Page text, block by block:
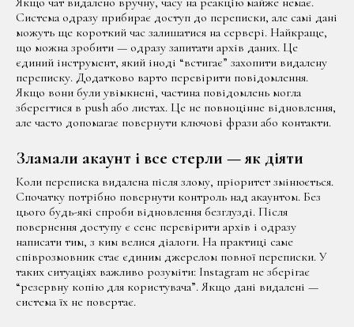
Система одразу прибирає доступ до переписки, але самі дані
можуть ще короткий час залишатися на сервері. Найкраще,
що можна зробити — одразу запитати архів даних. Це
єдиний інструмент, який іноді “встигає” захопити видалену
переписку. Додатково варто перевірити повідомлення.
Якщо вони були увімкнені, частина повідомлень могла
зберегтися в push або листах. Це не повноцінне відновлення,
але часто допомагає повернути ключові фрази або контакти.
Зламали акаунт і все стерли — як діяти
Коли переписка видалена після злому, пріоритет змінюється.
Спочатку потрібно повернути контроль над акаунтом. Без
цього будь-які спроби відновлення безглузді. Після
повернення доступу є сенс перевірити архів і одразу
написати тим, з ким велися діалоги. На практиці саме
співрозмовник стає єдиним джерелом повної переписки. У
таких ситуаціях важливо розуміти: Instagram не зберігає
“резервну копію для користувача”. Якщо дані видалені —
система їх не повертає.